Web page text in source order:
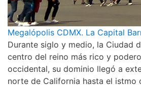
Megalópolis CDMX. La Capital
Durante siglo y medio, la Ciudad
centro del reino más rico y
occidental, su dominio llegó a
norte de California hasta el istmo